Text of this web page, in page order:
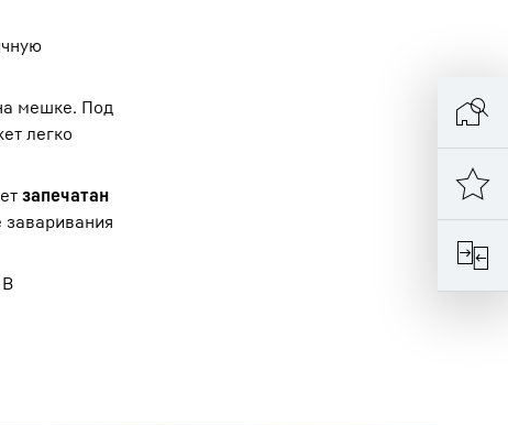
мешке. Под
легко
запечатан
В